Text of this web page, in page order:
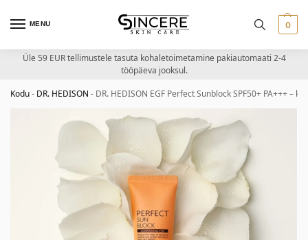
MENU 0
Üle 59 EUR tellimustele tasuta kohaletoimetamine pakiautomaati 2-4
tööpäeva jooksul.
Kodu- DR. HEDISON - DR. HEDISON EGF Perfect Sunblock SPF50+ PA+++ –